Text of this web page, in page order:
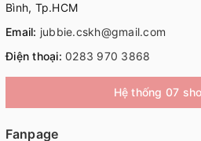
Bình, Tp.HCM
Email: jubbie.cskh@gmail.com
Điện thoại: 0283 970 3868
Hệ thống 07
Fanpage